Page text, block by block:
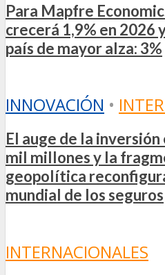
Para Mapfre
crecerá 1,9% en 2026
país de mayor alza: 3%
INNOVACIÓN •
El auge de la inversión
mil millones y la
geopolítica
mundial de los seguros
INTERNACIONALES